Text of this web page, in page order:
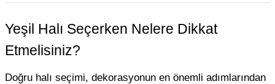
Yeşil Halı Seçerken Nelere Dikkat
Etmelisiniz?
Doğru halı seçimi, dekorasyonun en önemli adımlarından